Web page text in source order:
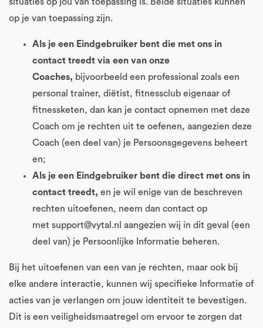
op je van toepassing zijn.
Als je een Eindgebruiker bent die met ons in
contact treedt via een van onze
Coaches, bijvoorbeeld een professional zoals een
personal trainer, diëtist, fitnessclub eigenaar of
fitnessketen, dan kan je contact opnemen met deze
Coach om je rechten uit te oefenen, aangezien deze
Coach (een deel van) je Persoonsgegevens beheert
en;
Als je een Eindgebruiker bent die direct met ons in
contact treedt, en je wil enige van de beschreven
rechten uitoefenen, neem dan contact op
met support@vytal.nl aangezien wij in dit geval (een
deel van) je Persoonlijke Informatie beheren.
Bij het uitoefenen van een van je rechten, maar ook bij
elke andere interactie, kunnen wij specifieke Informatie of
acties van je verlangen om jouw identiteit te bevestigen.
Dit is een veiligheidsmaatregel om ervoor te zorgen dat